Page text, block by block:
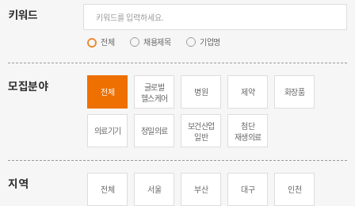
키워드
전체 채용제목 기업명
모집분야 전체
글로벌
헬스케어
병원 제약 화장품
의료기기 정밀의료
보건산업
일반
첨단
재생의료
지역 전체 서울 부산 대구 인천